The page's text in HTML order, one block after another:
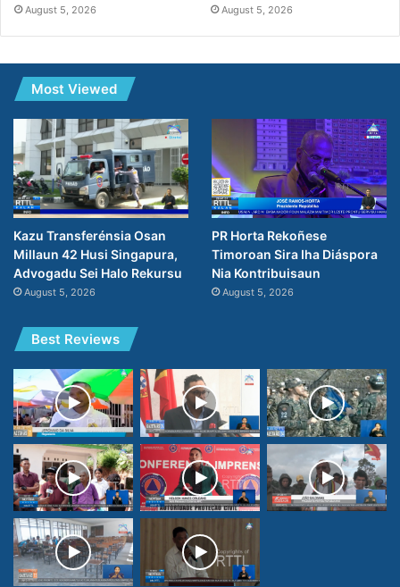
August 5, 2026 August 5, 2026
Most Viewed
Kazu Transferénsia Osan
Millaun 42 Husi Singapura,
Advogadu Sei Halo Rekursu
August 5, 2026
PR Horta Rekoñese
Timoroan Sira Iha Diáspora
Nia Kontribuisaun
August 5, 2026
Best Reviews